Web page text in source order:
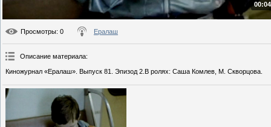
Просмотры: 0 Ералаш
Описание материала:
Киножурнал «Ералаш». Выпуск 81. Эпизод 2.В ролях: Саша Комлев, М. Скворцова.